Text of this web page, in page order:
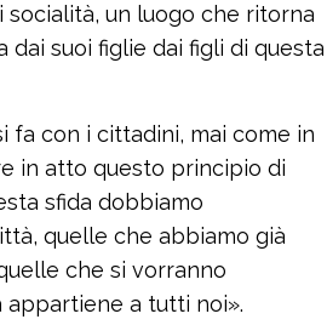
un luogo che ritorna
suoi figlie dai figli di questa
fa con i cittadini, mai come in
in atto questo principio di
sfida dobbiamo
quelle che abbiamo già
che si vorranno
appartiene a tutti noi».